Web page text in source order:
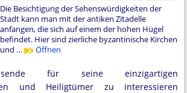
Die Besichtigung der Sehenswürdigkeiten der
Stadt kann man mit der antiken Zitadelle
anfangen, die sich auf einem der hohen Hügel
befindet. Hier sind zierliche byzantinische Kirchen
und …
Öffnen
für seine einzigartigen
und Heiligtümer zu interessieren